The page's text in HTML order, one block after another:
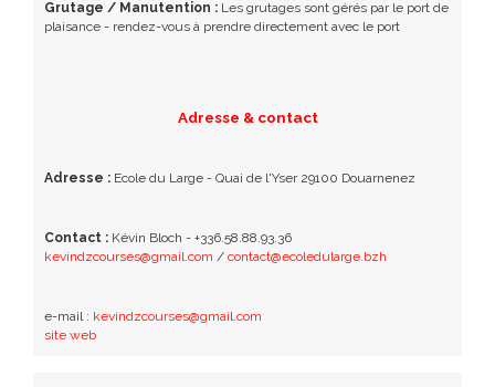
Grutage / Manutention : Les grutages sont gérés par le port de
plaisance - rendez-vous à prendre directement avec le port
Adresse & contact
Adresse : Ecole du Large - Quai de l'Yser 29100 Douarnenez
Contact : Kévin Bloch - +336.58.88.93.36
kevindzcourses@gmail.com / contact@ecoledularge.bzh
e-mail : kevindzcourses@gmail.com
site web